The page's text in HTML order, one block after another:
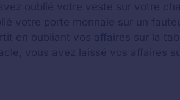
oublié votre veste sur votre
votre porte monnaie sur un
en oubliant vos affaires sur la
vous avez laissé vos affaires